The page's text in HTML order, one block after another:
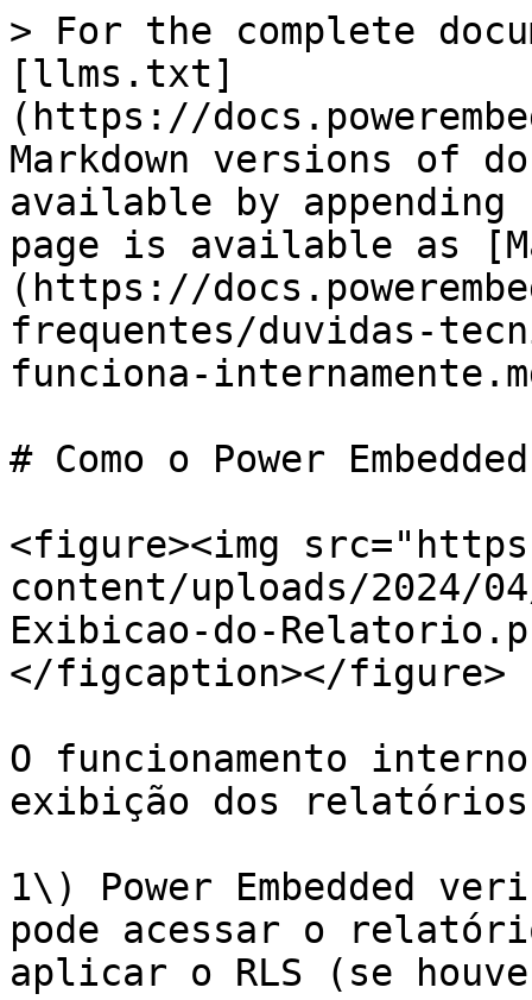
> For the complete
[llms.txt]
(https://
Markdown versions of
available by
page is available as
(https://
frequentes/duvidas-
funciona-
# Como o Power
<figure><img
content/uploads/2024/
Exibicao-do-
</figcaption></figure>
O funcionamento interno
exibição dos
1\) Power Embedded
pode acessar o
aplicar o RLS (se